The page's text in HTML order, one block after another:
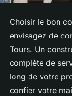
Choisir le bon
envisagez de
Tours. Un
complète de
long de votre
confier votre